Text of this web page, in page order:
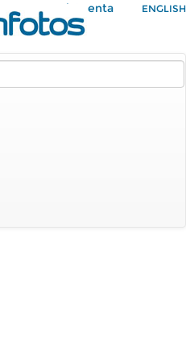
Mi Cuenta ENGLISH